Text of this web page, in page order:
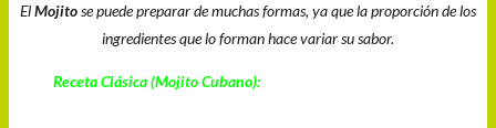
ElMojitose puede prepararde muchas formas, ya que la proporción de los
ingredientes que lo forman hacevariar su sabor.
Receta Clásica (Mojito Cubano):